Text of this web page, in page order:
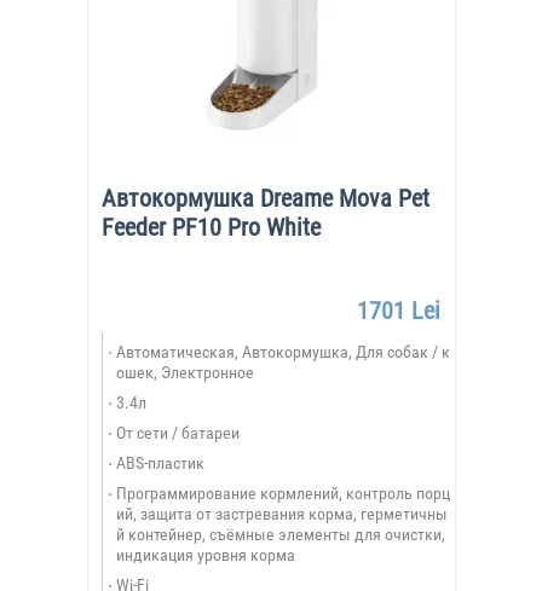
Автокормушка Dreame Mova Pet
Feeder PF10 Pro White
1701 Lei
Автоматическая, Автокормушка, Для собак / к
ошек, Электронное
3.4л
От сети / батареи
ABS-пластик
Программирование кормлений, контроль порц
ий, защита от застревания корма, герметичны
й контейнер, съёмные элементы для очистки,
индикация уровня корма
Wi-Fi